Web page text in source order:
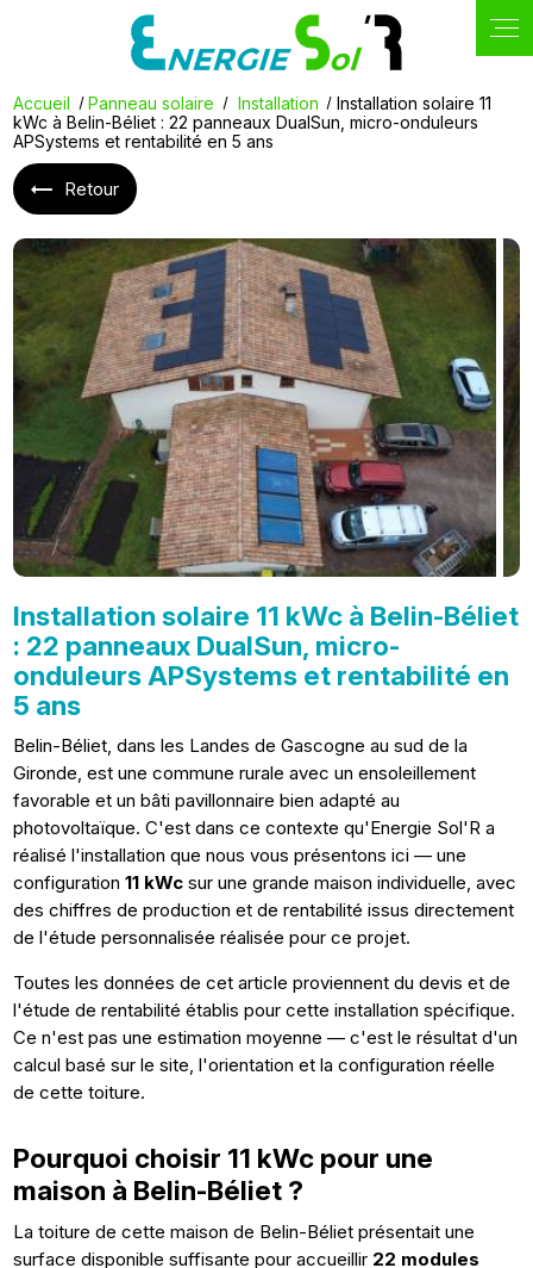
Accueil Panneau solaire Installation
Installation solaire 11
kWc à Belin-Béliet : 22 panneaux DualSun, micro-onduleurs
APSystems et rentabilité en 5 ans
Retour
Installation solaire 11 kWc à Belin-Béliet
: 22 panneaux DualSun, micro-
onduleurs APSystems et rentabilité en
5 ans
Belin-Béliet, dans les Landes de Gascogne au sud de la
Gironde, est une commune rurale avec un ensoleillement
favorable et un bâti pavillonnaire bien adapté au
photovoltaïque. C'est dans ce contexte qu'Energie Sol'R a
réalisé l'installation que nous vous présentons ici — une
configuration11 kWc sur une grande maison individuelle, avec
des chiffres de production et de rentabilité issus directement
de l'étude personnalisée réalisée pour ce projet.
Toutes les données de cet article proviennent du devis et de
l'étude de rentabilité établis pour cette installation spécifique.
Ce n'est pas une estimation moyenne — c'est le résultat d'un
calcul basé sur le site, l'orientation et la configuration réelle
de cette toiture.
Pourquoi choisir 11 kWc pour une
maison à Belin-Béliet ?
La toiture de cette maison de Belin-Béliet présentait une
surface disponible suffisante pour accueillir 22 modules